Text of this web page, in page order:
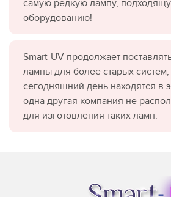
самую редкую лампу,
оборудованию!
Smart-UV продолжает
лампы для более старых
сегодняшний день находятся в
одна другая компания не
для изготовления таких ламп.